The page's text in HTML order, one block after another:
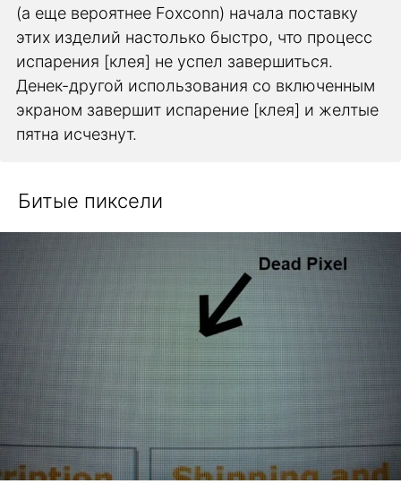
(а еще вероятнее Foxconn) начала поставку
этих изделий настолько быстро, что процесс
испарения [клея] не успел завершиться.
Денек-другой использования со включенным
экраном завершит испарение [клея] и желтые
пятна исчезнут.
Битые пиксели